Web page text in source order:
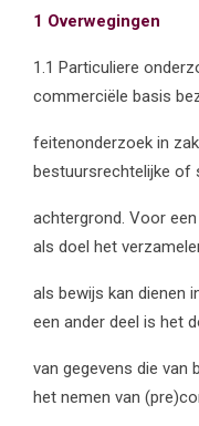
1 Overwegingen
1.1 Particuliere
commerciële basis
feitenonderzoek in
bestuursrechtelijke of
achtergrond. Voor
als doel het
als bewijs kan dienen
een ander deel is het
van gegevens die van
het nemen van